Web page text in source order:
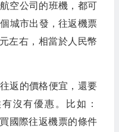
空公司的班機，都可
城市出發，往返機票
左右，相當於人民幣
返的價格便宜，還要
沒有優惠。比如：
國際往返機票的條件